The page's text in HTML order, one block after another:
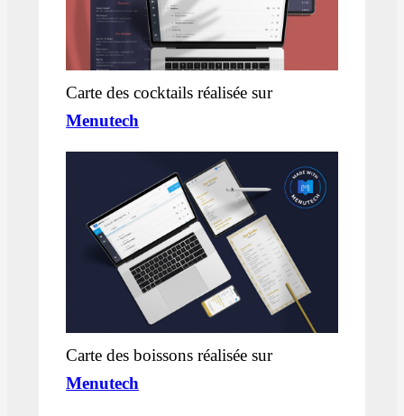
Carte des cocktails réalisée sur
Menutech
Carte des boissons réalisée sur
Menutech